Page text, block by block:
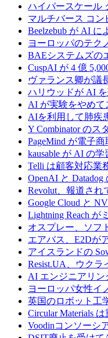
ハイパースケール
マルチバース コン
Beelzebub が AI
ヨーロッパのテク
BAEシステムズの
CuspAI が 4 億
ヴァランス卿が議
ハリウッドが AI
AI が実験をやめて
AIを利用して肺疾
Y Combinator のス
PageMind が電子
kausable が AI の
Telli は顧客対応業
OpenAI と
Revolut、報道され
Google Cloud と
Lightning Reach
オスプレー、ソフ
エアバス、E2Dが
アイスランドの
Resist.UA、ウク
AI エンジニアリン
ヨーロッパ女性イ
英国のロボット工
Circular Materials
Voodinコンソーシ